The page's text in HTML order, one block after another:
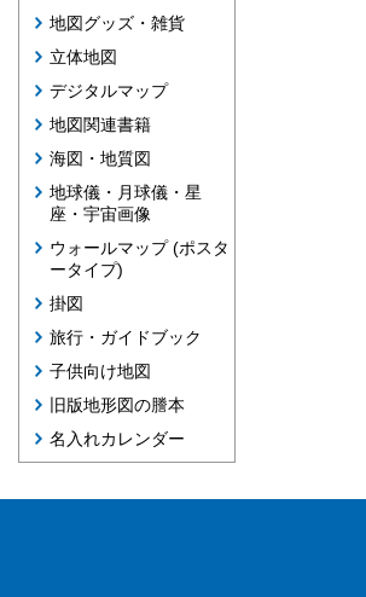
地図グッズ・雑貨
立体地図
デジタルマップ
地図関連書籍
海図・地質図
地球儀・月球儀・星
座・宇宙画像
ウォールマップ (ポスタ
ータイプ)
掛図
旅行・ガイドブック
子供向け地図
旧版地形図の謄本
名入れカレンダー